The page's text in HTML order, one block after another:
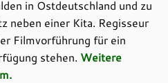
in Ostdeutschland und zu
neben einer Kita. Regisseur
Filmvorführung für ein
stehen. Weitere